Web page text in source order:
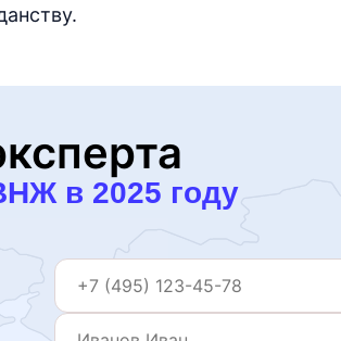
в 2025 году